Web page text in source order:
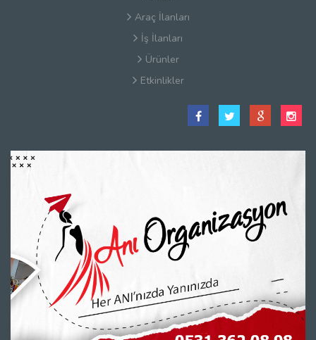
Araç İlanları
İş İlanları
Ürünler
Etkinlikler
Satış Sözleşmesi
Hakkımızda
İletişim